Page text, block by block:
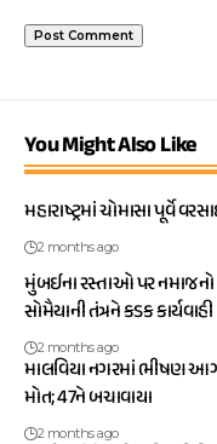
You Might Also Like
મહારાષ્ટ્રમાં ચોમાસા પૂર્વે
2 months ago
મુંબઈના રસ્તાઓ પર નમાજનો
સોમૈયાની તંત્રને કડક
2 months ago
માલવિયા નગરમાં ભીષણ
મોત; 47ને બચાવાયા
2 months ago